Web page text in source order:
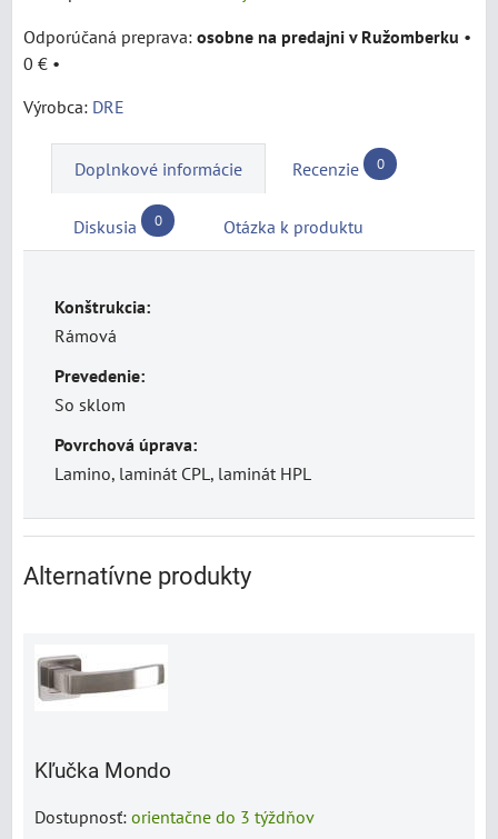
osobne na predajni v Ružomberku •
0 € •
Výrobca: DRE
Doplnkové informácie Recenzie 0
Diskusia 0 Otázka k produktu
Konštrukcia:
Rámová
Prevedenie:
So sklom
Povrchová úprava:
Lamino, laminát CPL, laminát HPL
Alternatívne produkty
Kľučka Mondo
Dostupnosť: orientačne do 3 týždňov